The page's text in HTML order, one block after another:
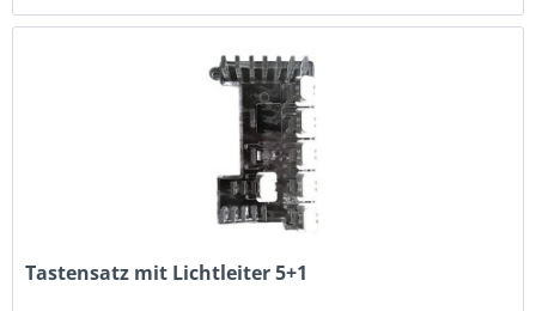
Tastensatz mit Lichtleiter 5+1